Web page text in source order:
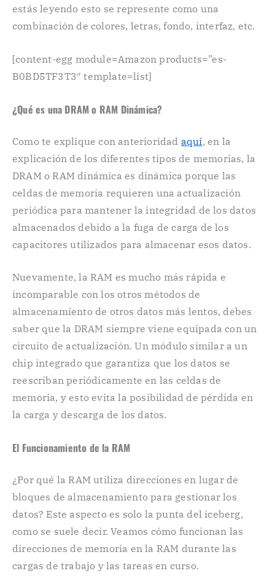
estás leyendo esto se represente como una
combinación de colores, letras, fondo, interfaz, etc.
[content-egg module=Amazon products=”es-
B0BD5TF3T3″ template=list]
¿Qué es una DRAM o RAM Dinámica?
Como te explique con anterioridad aquí, en la
explicación de los diferentes tipos de memorias, la
DRAM o RAM dinámica es dinámica porque las
celdas de memoria requieren una actualización
periódica para mantener la integridad de los datos
almacenados debido a la fuga de carga de los
capacitores utilizados para almacenar esos datos.
Nuevamente, la RAM es mucho más rápida e
incomparable con los otros métodos de
almacenamiento de otros datos más lentos, debes
saber que la DRAM siempre viene equipada con un
circuito de actualización. Un módulo similar a un
chip integrado que garantiza que los datos se
reescriban periódicamente en las celdas de
memoria, y esto evita la posibilidad de pérdida en
la carga y descarga de los datos.
El Funcionamiento de la RAM
¿Por qué la RAM utiliza direcciones en lugar de
bloques de almacenamiento para gestionar los
datos? Este aspecto es solo la punta del iceberg,
como se suele decir. Veamos cómo funcionan las
direcciones de memoria en la RAM durante las
cargas de trabajo y las tareas en curso.